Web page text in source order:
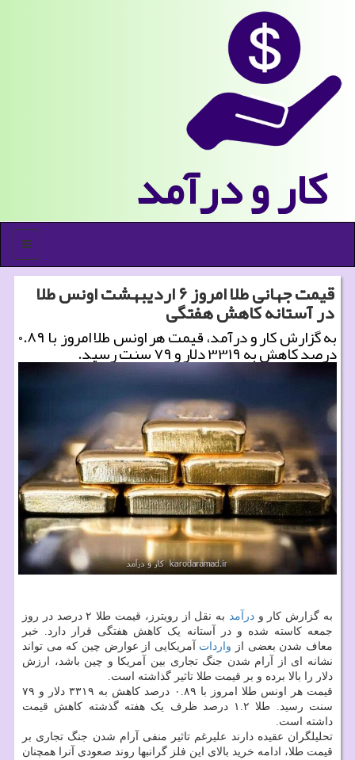
كار و درآمد
منو
قیمت جهانی طلا امروز ۶ اردیبهشت اونس طلا
در آستانه کاهش هفتگی
به گزارش کار و درآمد، قیمت هر اونس طلا امروز با ۰.۸۹
درصد کاهش به ۳۳۱۹ دلار و ۷۹ سنت رسید.
به گزارش کار ودرآمد
به نقل از رویترز، قیمت طلا ۲ درصد در روز
جمعه کاسته شده و در آستانه یک کاهش هفتگی قرار دارد. خبر
معاف شدن بعضی از واردات آمریکایی از عوارض چین که می تواند
نشانه ای از آرام شدن جنگ تجاری بین آمریکا و چین باشد، ارزش
دلار را بالا برده و بر قیمت طلا تاثیر گذاشته است.
قیمت هر اونس طلا امروز با ۰.۸۹ درصد کاهش به ۳۳۱۹ دلار و ۷۹
سنت رسید. طلا ۱.۲ درصد ظرف یک هفته گذشته کاهش قیمت
داشته است.
تحلیلگران عقیده دارند علیرغم تاثیر منفی آرام شدن جنگ تجاری بر
قیمت طلا، ادامه خرید بالای این فلز گرانبها روند صعودی آنرا همچنان